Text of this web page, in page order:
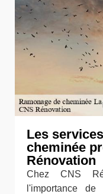
Les
cheminée
Rénovation
Chez CNS
l'importance